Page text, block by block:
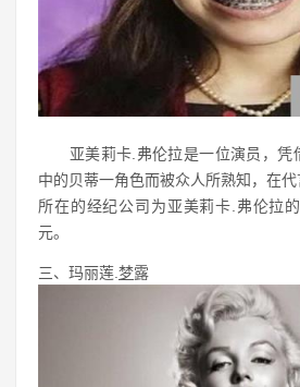
亚美莉卡.弗伦拉是一位演员，凭
中的贝蒂一角色而被众人所熟知，在
所在的经纪公司为亚美莉卡.弗伦拉
元。
三、玛丽莲. 梦露